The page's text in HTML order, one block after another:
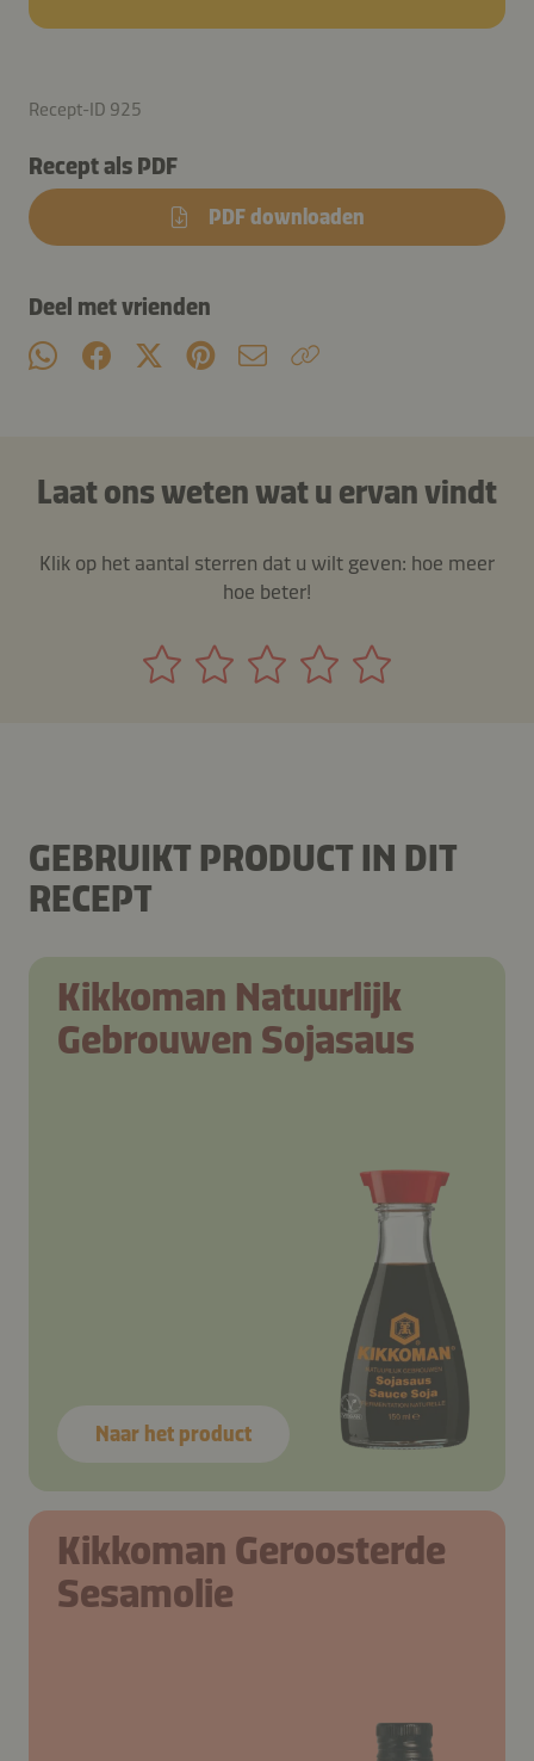
Recept-ID 925
Recept als PDF
PDF downloaden
Deel met vrienden
Laat ons weten wat u ervan vindt
Klik op het aantal sterren dat u wilt geven: hoe meer
hoe beter!
GEBRUIKT PRODUCT IN DIT
RECEPT
Kikkoman Natuurlijk
Gebrouwen Sojasaus
Naar het product
Kikkoman Geroosterde
Sesamolie